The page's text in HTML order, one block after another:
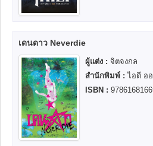
เดนดาว Neverdie
ผู้แต่ง :จิตจงกล
สำนักพิมพ์ :ไอดี อ
ISBN :